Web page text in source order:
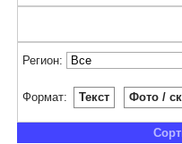
Регион:
Формат: Текст Фото /